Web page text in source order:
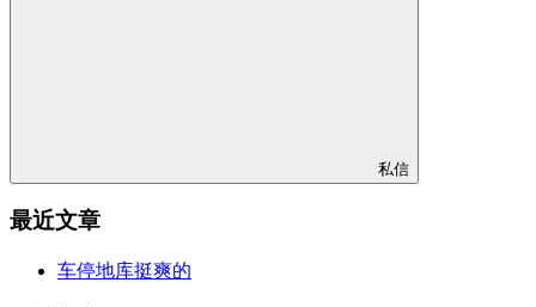
私信
最近文章
车停地库挺爽的